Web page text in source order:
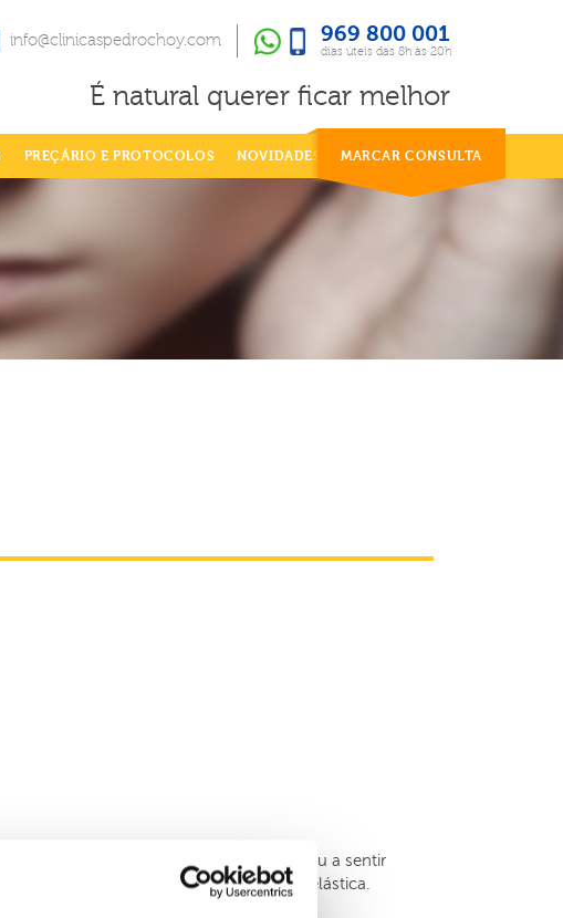
969 800 001
dias úteis das 8h às 20h
info@clinicaspedrochoy.com 969 800 001
dias úteis das 8h às 20h
É natural querer ficar melhor
PREÇÁRIO E PROTOCOLOS NOVIDADES MARCAR CONSULTA
a terceira sessão de tratamento começou a sentir
e deixou de usar a joelheira elástica.